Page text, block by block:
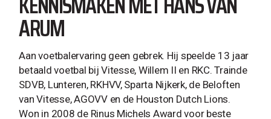
ARUM
Aan voetbalervaring geen gebrek. Hij speelde 13 jaar
betaald voetbal bij Vitesse, Willem II en RKC. Trainde
SDVB, Lunteren, RKHVV, Sparta Nijkerk, de Beloften
van Vitesse, AGOVV en de Houston Dutch Lions.
Won in 2008 de Rinus Michels Award voor beste